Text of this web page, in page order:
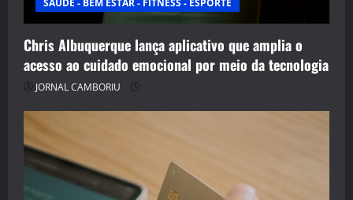
Chris Albuquerque lança aplicativo que amplia o
acesso ao cuidado emocional por meio da tecnologia
JORNAL CAMBORIU